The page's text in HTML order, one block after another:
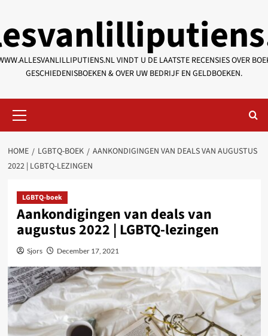
content
VINDT U DE LAATSTE RECENSIES OVER
GESCHIEDENISBOEKEN & OVER UW BEDRIJF EN GELDBOEKEN.
Menu
HOME LGBTQ-BOEK
AANKONDIGINGEN VAN DEALS VAN AUGUSTUS
2022 | LGBTQ-LEZINGEN
LGBTQ-boek
Aankondigingen van deals van
augustus 2022 | LGBTQ-lezingen
Sjors December 17, 2021